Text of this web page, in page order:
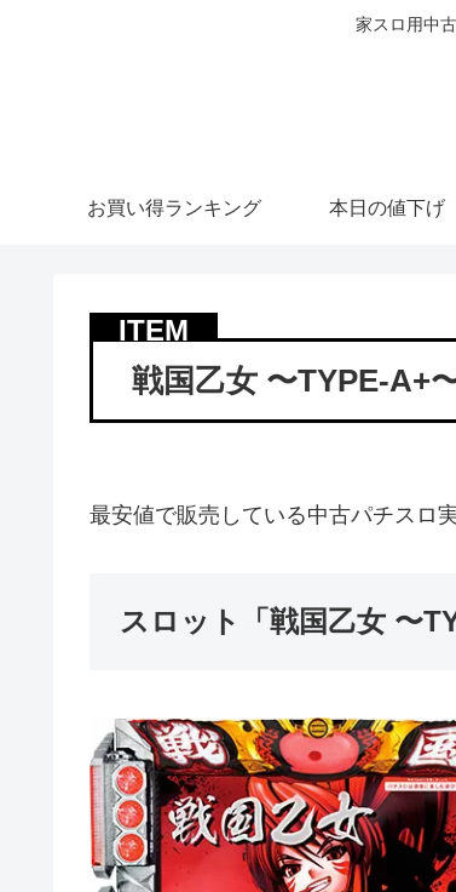
家スロ用中
お買い得ランキング 本日の値下げ
戦国乙女 〜TYPE-A+
最安値で販売している中古パチスロ
スロット「戦国乙女 〜